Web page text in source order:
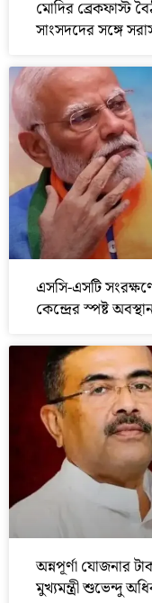
মোদির ব্রেকফাস্ট
সাংসদদের সঙ্গে
এসসি-এসটি
কেন্দ্রের স্পষ্ট
অন্নপূর্ণা যোজনার
মুখ্যমন্ত্রী শুভেন্দু